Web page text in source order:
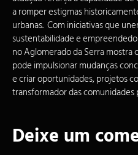
a romper estigmas
urbanas. Com iniciativas que
sustentabilidade e
no Aglomerado da Serra mostra
pode impulsionar mudanças
e criar oportunidades, projetos
transformador das comunidades
Deixe um